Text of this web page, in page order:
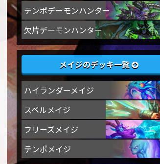
テンポデーモンハンター
欠片デーモンハンター
メイジのデッキ一覧
ハイランダーメイジ
スペルメイジ
フリーズメイジ
テンポメイジ